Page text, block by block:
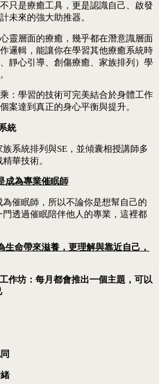
只是療癒工具，更是認識自己、啟發
未來的強大助推器。
心靈層面的療癒，幾乎都在潛意識層面
邏輯，能讓你在學習其他療癒系統時
靜心引導、創傷療癒、家族排列）學
：學習的技術可完美結合於身體工作
案達到真正的身心平衡與提升。
統
系統排列與SE，並傾囊相授講師多
華技術。
成為專業催眠師
催眠師，所以不論你是想幫自己的
透過催眠陪伴他人的專業，這裡都
生命帶來滋養，更理解與靠近自己，
作坊：每月都會推出一個主題，可以